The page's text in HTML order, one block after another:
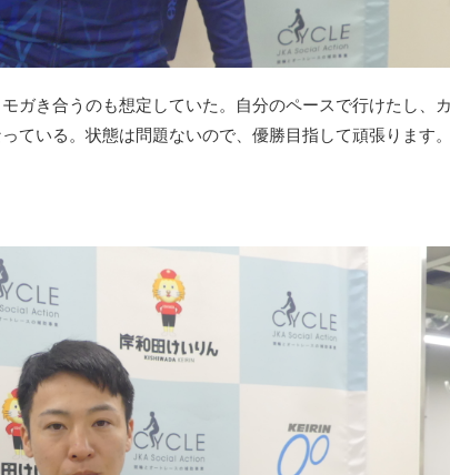
ガき合うのも想定していた。自分のペースで行けたし、
ている。状態は問題ないので、優勝目指して頑張ります。